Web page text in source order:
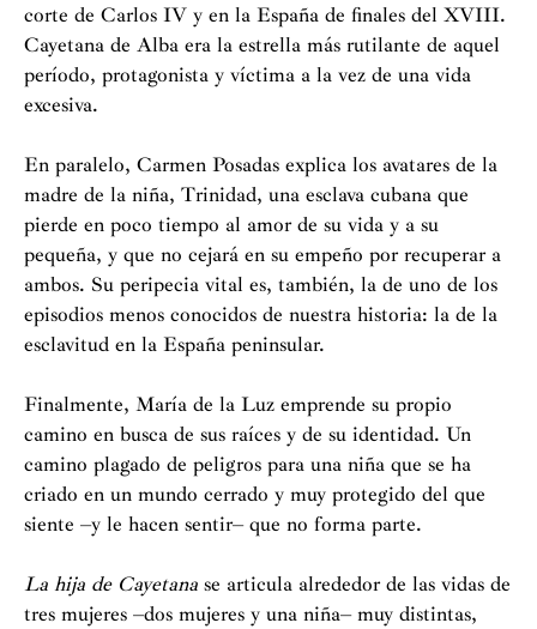
corte de Carlos IV y en la España de finales del XVIII.
Cayetana de Alba era la estrella más rutilante de aquel
período, protagonista y víctima a la vez de una vida
excesiva.
En paralelo, Carmen Posadas explica los avatares de la
madre de la niña, Trinidad, una esclava cubana que
pierde en poco tiempo al amor de su vida y a su
pequeña, y que no cejará en su empeño por recuperar a
ambos. Su peripecia vital es, también, la de uno de los
episodios menos conocidos de nuestra historia: la de la
esclavitud en la España peninsular.
Finalmente, María de la Luz emprende su propio
camino en busca de sus raíces y de su identidad. Un
camino plagado de peligros para una niña que se ha
criado en un mundo cerrado y muy protegido del que
siente –y le hacen sentir– que no forma parte.
La hija de Cayetana se articula alrededor de las vidas de
tres mujeres –dos mujeres y una niña– muy distintas,